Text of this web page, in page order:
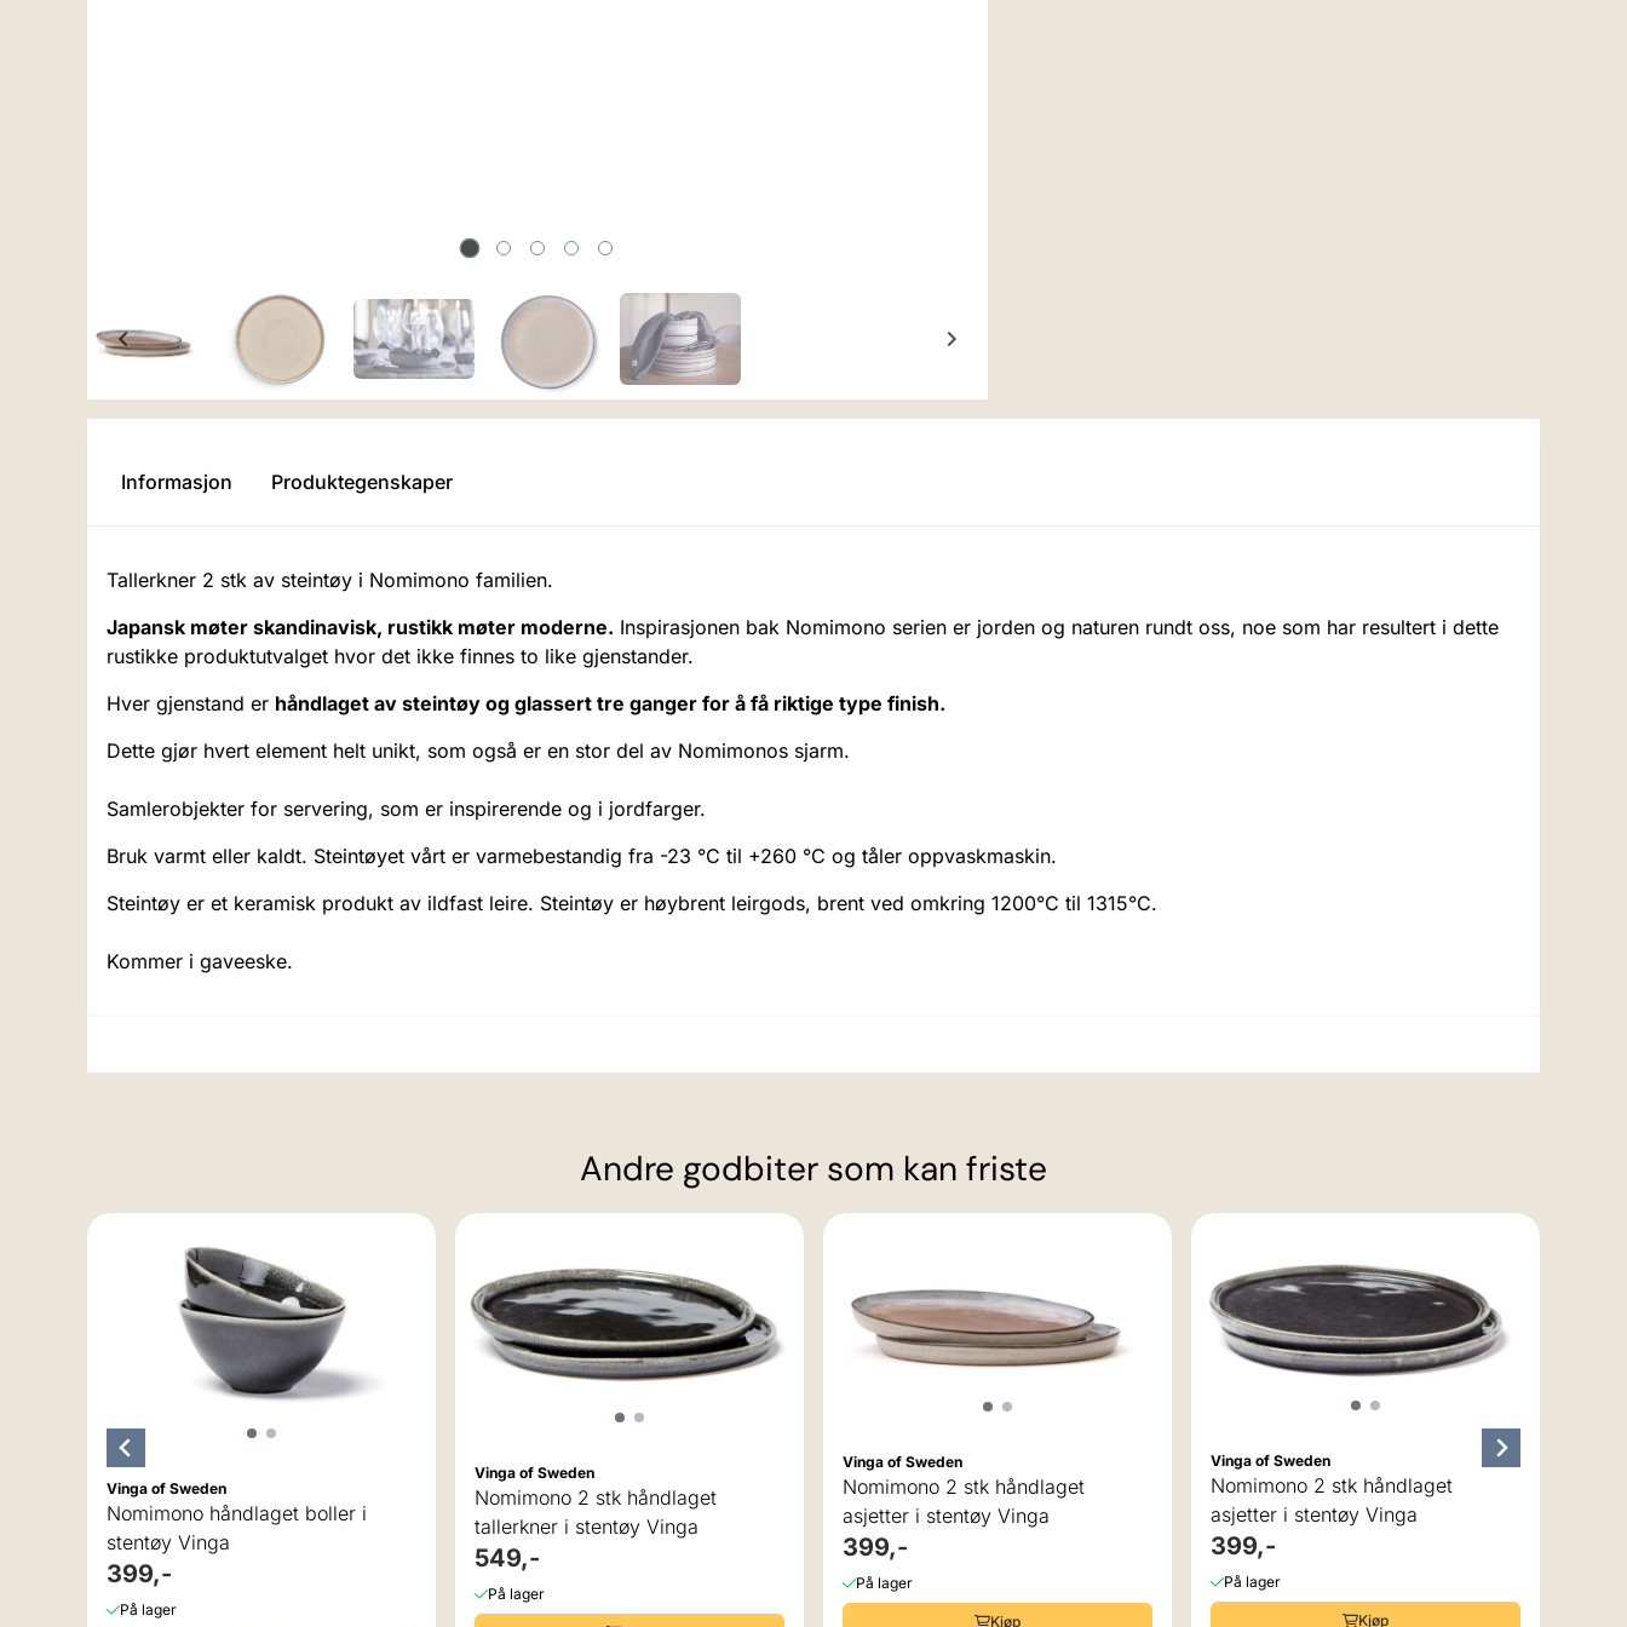
Informasjon Produktegenskaper
Tallerkner 2 stk av steintøy i Nomimono familien.
Japansk møter skandinavisk, rustikk møter moderne. Inspirasjonen bak Nomimono serien er jorden og naturen rundt oss, noe som har resultert i dette
rustikke produktutvalget hvor det ikke finnes to like gjenstander.
Hver gjenstand er håndlaget av steintøy og glassert tre ganger for å få riktige type finish.
Dette gjør hvert element helt unikt, som også er en stor del av Nomimonos sjarm.
Samlerobjekter for servering, som er inspirerende og i jordfarger.
Bruk varmt eller kaldt. Steintøyet vårt er varmebestandig fra -23 °C til +260 °C og tåler oppvaskmaskin.
Steintøy er et keramisk produkt av ildfast leire. Steintøy er høybrent leirgods, brent ved omkring 1200°C til 1315°C.
Kommer i gaveeske.
Andre godbiter som kan friste
Vinga of Sweden
Nomimono håndlaget boller i
stentøy Vinga
399,-
På lager
Vinga of Sweden
Nomimono 2 stk håndlaget
tallerkner i stentøy Vinga
549,-
På lager
Vinga of Sweden
Nomimono 2 stk håndlaget
asjetter i stentøy Vinga
399,-
På lager
Kjøp
Vinga of Sweden
Nomimono 2 stk håndlaget
asjetter i stentøy Vinga
399,-
På lager
Kjøp